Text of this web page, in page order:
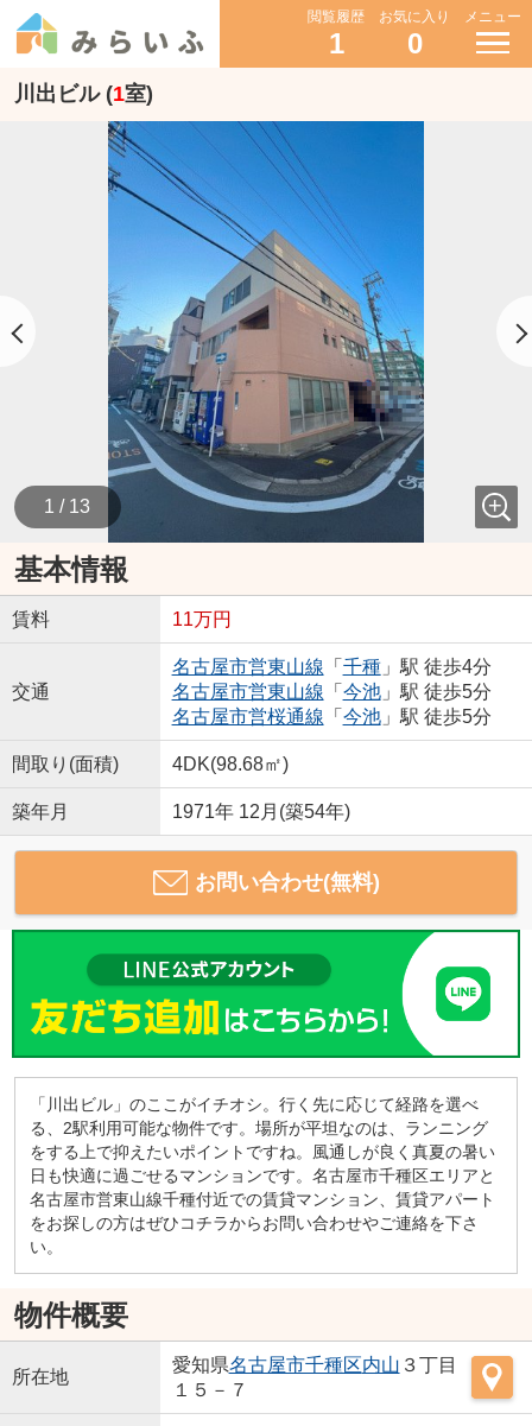
閲覧履歴
1
お気に入り
0
メニュー
川出ビル (1室)
1 / 13
基本情報
賃料 11万円
交通
名古屋市営東山線 「 千種」駅 徒歩4分
名古屋市営東山線 「 今池」駅 徒歩5分
名古屋市営桜通線 「 今池」駅 徒歩5分
間取り(面積) 4DK(98.68㎡)
築年月 1971年 12月(築54年)
お問い合わせ(無料)
「川出ビル」のここがイチオシ。行く先に応じて経路を選べ
る、2駅利用可能な物件です。場所が平坦なのは、ランニング
をする上で抑えたいポイントですね。風通しが良く真夏の暑い
日も快適に過ごせるマンションです。名古屋市千種区エリアと
名古屋市営東山線千種付近での賃貸マンション、賃貸アパート
をお探しの方はぜひコチラからお問い合わせやご連絡を下さ
い。
物件概要
所在地
愛知県名古屋市千種区内山 ３丁目
１５－７